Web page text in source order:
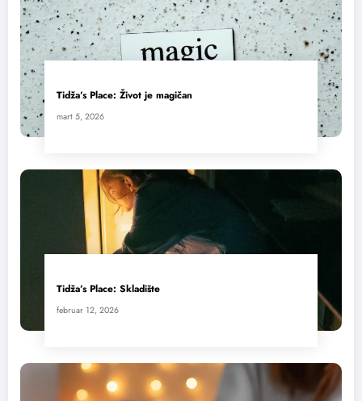
Tidža’s Place: Život je magičan
mart 5, 2026
Tidža’s Place: Skladište
februar 12, 2026